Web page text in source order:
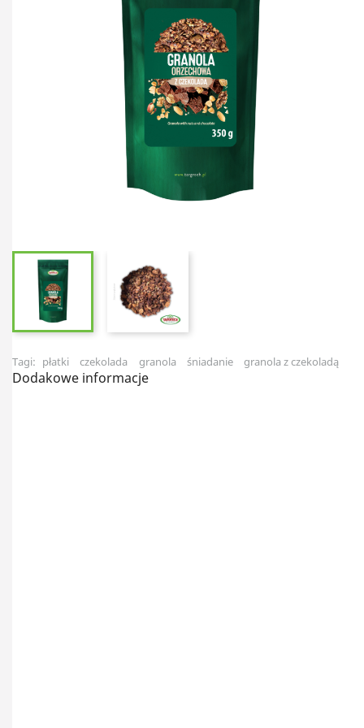
Tagi: płatki czekolada granola śniadanie granola z czekoladą
Dodakowe informacje